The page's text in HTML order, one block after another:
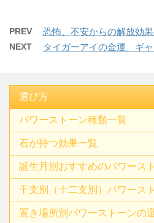
PREV 恐怖、不安からの解放効
NEXT タイガーアイの金運、ギ
選び方
パワーストーン種類一覧
石が持つ効果一覧
誕生月別おすすめのパワース
干支別（十二支別）パワース
置き場所別パワーストーンの